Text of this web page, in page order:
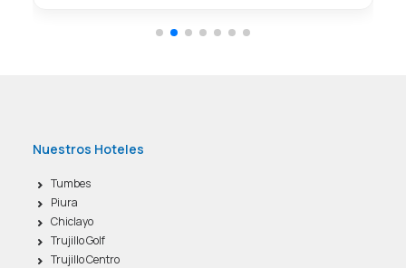
Nuestros Hoteles
Tumbes
Piura
Chiclayo
Trujillo Golf
Trujillo Centro